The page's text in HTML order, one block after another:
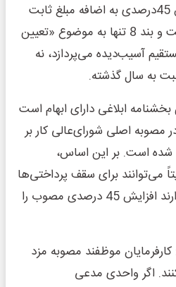
تعیین کنند. اصل بر افزایش 45درصدی به اضافه مبلغ ثابت
روزانه برای سایر سطوح است و بند 8 تنها به موضوع «تعیین
آسیب‌دیده می‌پردازد، نه
به سال گذشته.
ابلاغی دارای ابهام است
مصوبه اصلی شورای‌عالی کار بر
شده است. بر این اساس،
می‌توانند برای سقف پرداختی‌ها
تصمیم بگیرند، اما اجازه ندارند افزایش 45 درصدی مصوب را
کارفرمایان موظفند مصوبه مزد
کنند. اگر واحدی مدعی